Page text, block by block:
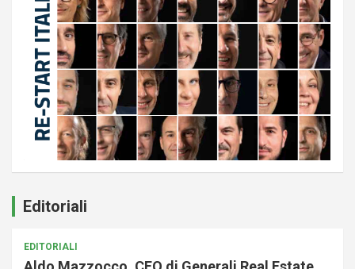
Editoriali
EDITORIALI